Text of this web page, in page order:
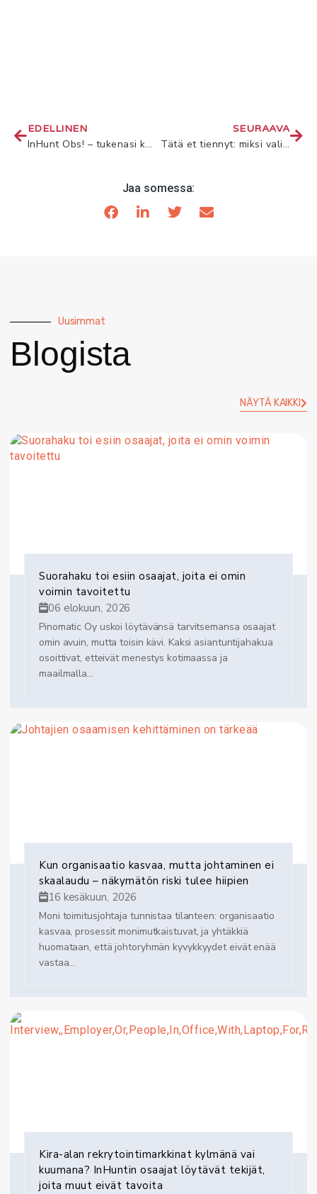
EDELLINEN
InHunt Obs! – tukenasi kaikissa yrityselämän käänteissä
SEURAAVA
Tätä et tiennyt: miksi valinta ei kohdistunut sinuun
Jaa somessa:
Uusimmat
Blogista
NÄYTÄ KAIKKI
Suorahaku toi esiin osaajat, joita ei omin
voimin tavoitettu
06 elokuun, 2026
Pinomatic Oy uskoi löytävänsä tarvitsemansa osaajat
omin avuin, mutta toisin kävi. Kaksi asiantuntijahakua
osoittivat, etteivät menestys kotimaassa ja
maailmalla...
Kun organisaatio kasvaa, mutta johtaminen ei
skaalaudu – näkymätön riski tulee hiipien
16 kesäkuun, 2026
Moni toimitusjohtaja tunnistaa tilanteen: organisaatio
kasvaa, prosessit monimutkaistuvat, ja yhtäkkiä
huomataan, että johtoryhmän kyvykkyydet eivät enää
vastaa...
Kira-alan rekrytointimarkkinat kylmänä vai
kuumana? InHuntin osaajat löytävät tekijät,
joita muut eivät tavoita